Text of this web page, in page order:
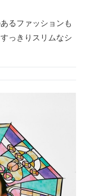
るファッションも
っきりスリムなシ